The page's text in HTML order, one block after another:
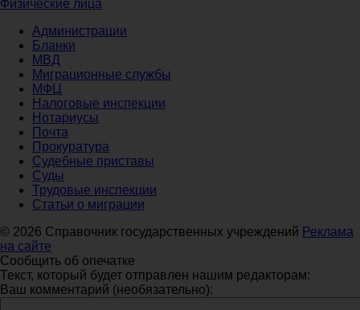
Физические лица
Администрации
Бланки
МВД
Миграционные службы
МФЦ
Налоговые инспекции
Нотариусы
Почта
Прокуратура
Судебные приставы
Суды
Трудовые инспекции
Статьи о миграции
© 2026 Справочник государственных учреждений Реклама
на сайте
Сообщить об опечатке
Текст, который будет отправлен нашим редакторам:
Ваш комментарий (необязательно):